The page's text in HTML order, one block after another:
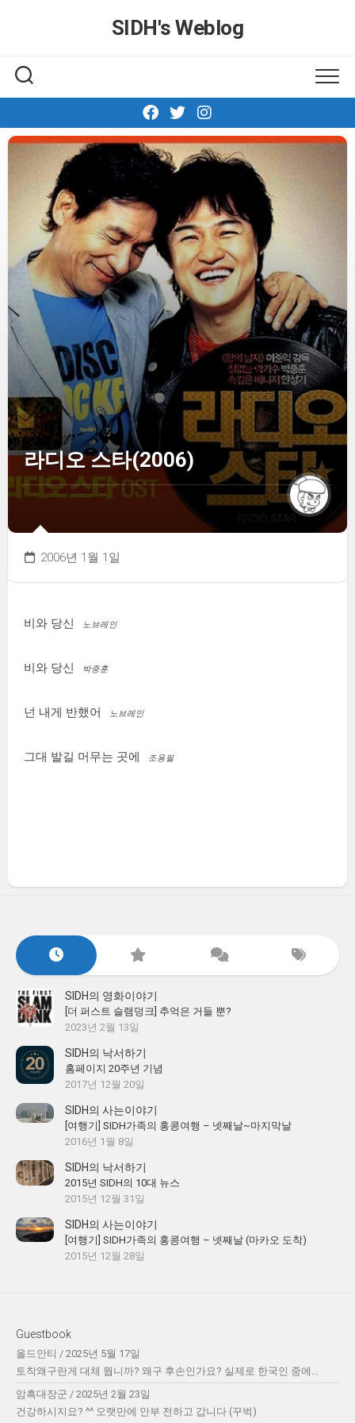
SIDH′s Weblog
라디오 스타(2006)
2006년 1월 1일
비와 당신 노브레인
비와 당신 박중훈
넌 내게 반했어 노브레인
그대 발길 머무는 곳에 조용필
SIDH의 영화이야기
[더 퍼스트 슬램덩크] 추억은 거들 뿐?
2023년 2월 13일
SIDH의 낙서하기
홈페이지 20주년 기념
2017년 12월 20일
SIDH의 사는이야기
[여행기] SIDH가족의 홍콩여행 – 넷째날~마지막날
2016년 1월 8일
SIDH의 낙서하기
2015년 SIDH의 10대 뉴스
2015년 12월 31일
SIDH의 사는이야기
[여행기] SIDH가족의 홍콩여행 – 넷째날 (마카오 도착)
2015년 12월 28일
Guestbook
올드안티 / 2025년 5월 17일
토착왜구란게 대체 뭡니까? 왜구 후손인가요? 실제로 한국인 중에...
암흑대장군 / 2025년 2월 23일
건강하시지요? ^^ 오랫만에 안부 전하고 갑니다 (꾸벅)